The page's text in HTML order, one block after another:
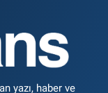
yazı, haber ve